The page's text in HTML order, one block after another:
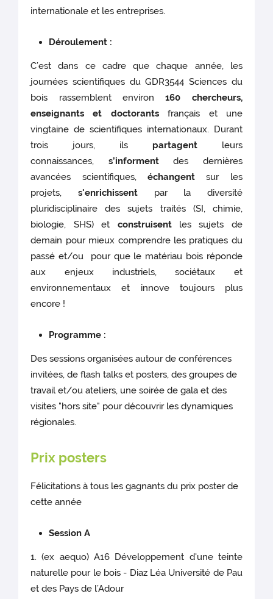
internationale et les entreprises.
Déroulement :
C’est dans ce cadre que chaque année, les
journées scientifiques du GDR3544 Sciences du
bois rassemblent environ160 chercheurs,
enseignants et doctorantsfrançais et une
vingtaine de scientifiques internationaux. Durant
trois jours, ils partagentleurs
connaissances, s’informentdes dernières
avancées scientifiques, échangent sur les
projets, s'enrichissentpar la diversité
pluridisciplinaire des sujets traités (SI, chimie,
biologie, SHS) et construisentles sujets de
demain pour mieux comprendre les pratiques du
passé et/ou pour que le matériau bois réponde
aux enjeux industriels, sociétaux et
environnementaux et innove toujours plus
encore !
Programme :
Des sessions organisées autour de conférences
invitées, de flash talks et posters, des groupes de
travail et/ou ateliers, une soirée de gala et des
visites "hors site" pour découvrir les dynamiques
régionales.
Prix posters
Félicitations à tous les gagnants du prix poster de
cette année
Session A
1. (ex aequo) A16 Développement d'une teinte
naturelle pour le bois - Diaz Léa Université de Pau
et des Pays de l’Adour